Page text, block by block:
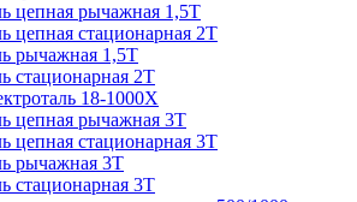
цепная рычажная 1,5Т
цепная стационарная 2Т
рычажная 1,5Т
стационарная 2Т
18-1000X
цепная рычажная 3Т
цепная стационарная 3Т
рычажная 3Т
стационарная 3Т